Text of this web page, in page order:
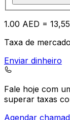
1.00 AED = 13
Taxa de
Enviar dinheiro
Fale hoje com
superar taxas
Agendar